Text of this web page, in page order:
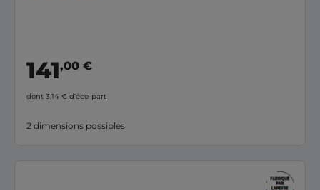
141,00 €
dont 3,14 € d’éco-part
2 dimensions possibles